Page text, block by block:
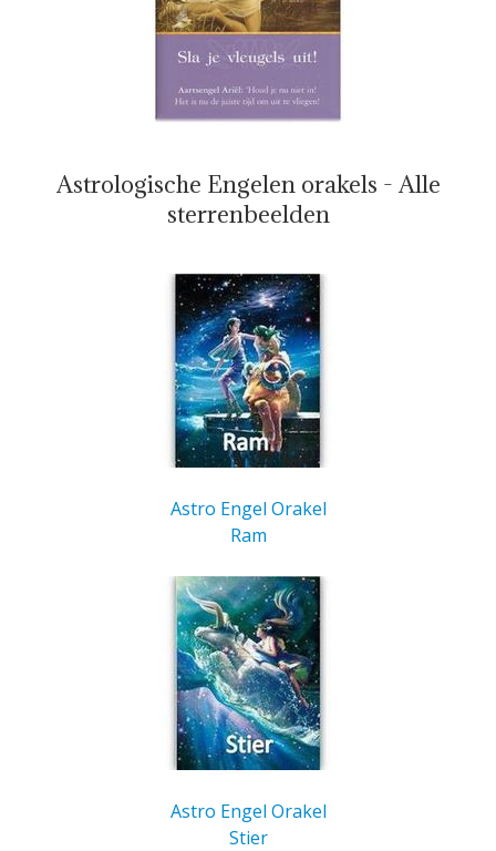
Astrologische Engelen orakels - Alle
sterrenbeelden
Astro Engel Orakel
Ram
Astro Engel Orakel
Stier